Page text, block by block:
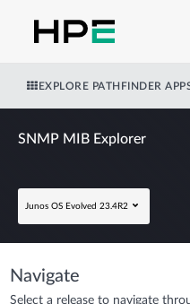
EXPLORE PATHFINDER
SNMP MIB Explorer
Junos OS Evolved 23.4R2
Navigate
Select a release to navigate